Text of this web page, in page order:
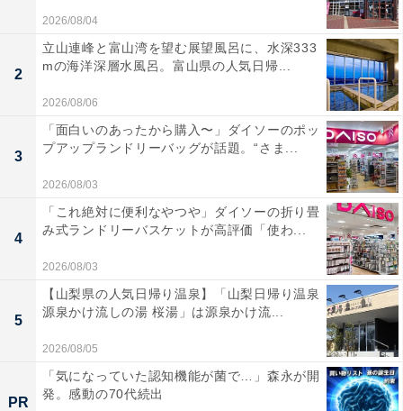
2026/08/04
2
立山連峰と富山湾を望む展望風呂に、水深333
mの海洋深層水風呂。富山県の人気日帰...
2026/08/06
3
「面白いのあったから購入〜」ダイソーのポッ
プアップランドリーバッグが話題。“さま...
2026/08/03
4
「これ絶対に便利なやつや」ダイソーの折り畳
み式ランドリーバスケットが高評価「使わ...
2026/08/03
5
【山梨県の人気日帰り温泉】「山梨日帰り温泉
源泉かけ流しの湯 桜湯」は源泉かけ流...
2026/08/05
PR
「気になっていた認知機能が菌で…」森永が開
発。感動の70代続出